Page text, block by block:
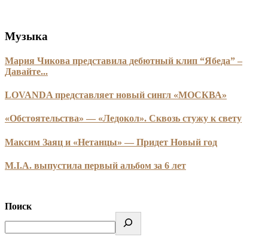
Музыка
Мария Чикова представила дебютный клип “Ябеда” –
Давайте...
LOVANDA представляет новый сингл «МОСКВА»
«Обстоятельства» — «Ледокол». Сквозь стужу к свету
Максим Заяц и «Нетанцы» — Придет Новый год
M.I.A. выпустила первый альбом за 6 лет
Поиск